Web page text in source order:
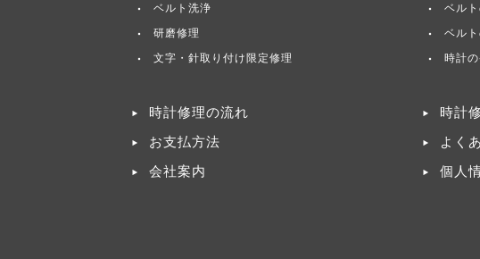
ベルト洗浄
研磨修理
文字・針取り付け限定修理
ベル
ベル
時計
時計修理の流れ
時計
お支払方法
よく
会社案内
個人